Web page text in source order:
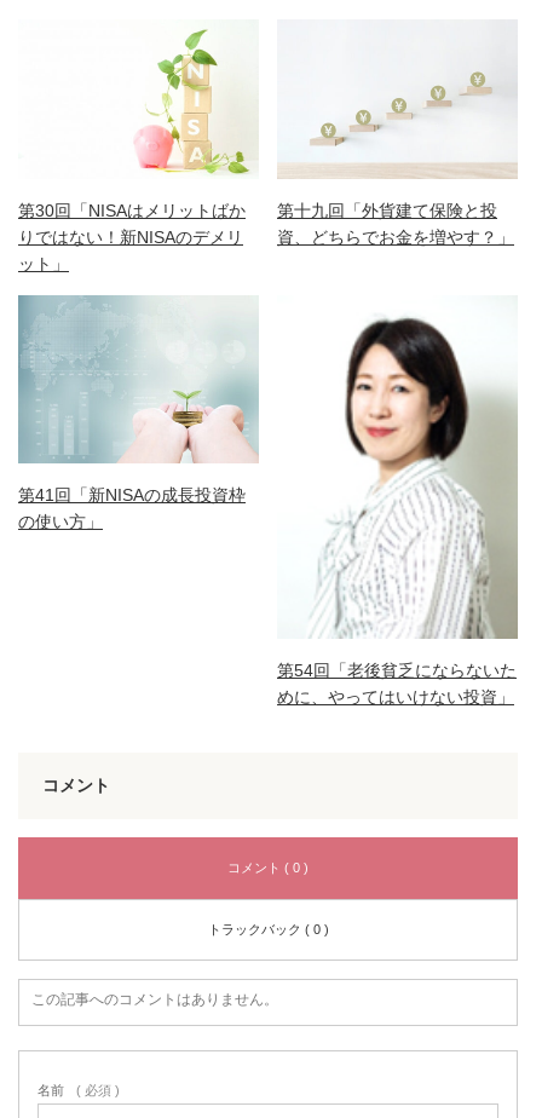
第30回「NISAはメリットばか
りではない！新NISAのデメリ
ット」
第十九回「外貨建て保険と投
資、どちらでお金を増やす？」
第41回「新NISAの成長投資枠
の使い方」
第54回「老後貧乏にならないた
めに、やってはいけない投資」
コメント
コメント ( 0 )
トラックバック ( 0 )
この記事へのコメントはありません。
名前 ( 必須 )